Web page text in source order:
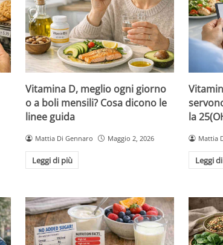
Vitamina D, meglio ogni giorno
o a boli mensili? Cosa dicono le
linee guida
Mattia Di Gennaro Maggio 2, 2026
Leggi di più
la
Mattia
Leggi